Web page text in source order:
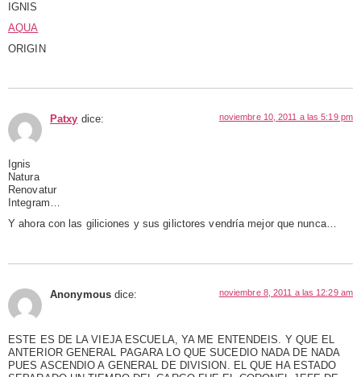
IGNIS
AQUA
ORIGIN
Patxy dice: noviembre 10, 2011 a las 5:19 pm
Ignis
Natura
Renovatur
Integram…
Y ahora con las giliciones y sus gilictores vendría mejor que nunca…
Anonymous dice: noviembre 8, 2011 a las 12:29 am
ESTE ES DE LA VIEJA ESCUELA, YA ME ENTENDEIS. Y QUE EL
ANTERIOR GENERAL PAGARA LO QUE SUCEDIO NADA DE NADA
PUES ASCENDIO A GENERAL DE DIVISION. EL QUE HA ESTADO